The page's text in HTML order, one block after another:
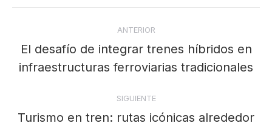
Navegación
entre
publicaciones
ANTERIOR
anterior:
El desafío de integrar trenes híbridos en
infraestructuras ferroviarias tradicionales
SIGUIENTE
Turismo en tren: rutas icónicas alrededor